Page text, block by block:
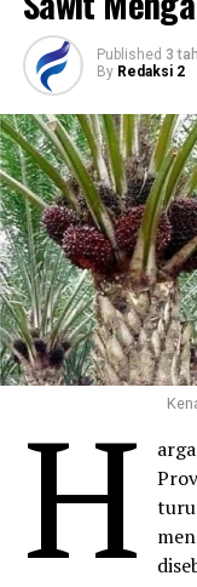
Published 3
By Redaksi 2
H